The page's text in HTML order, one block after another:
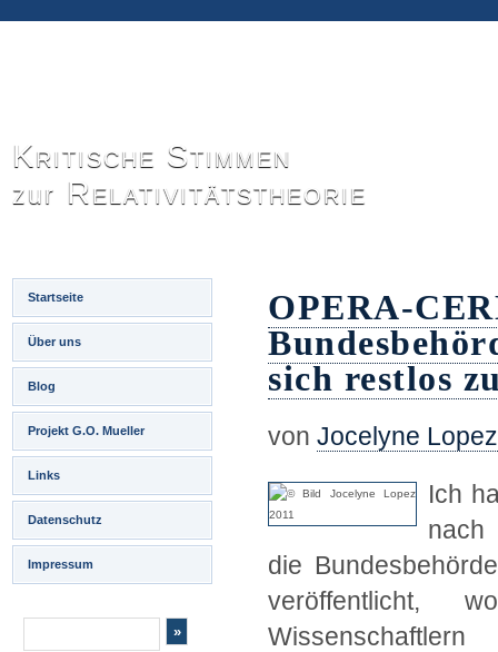
Kritische Stimmen
zur Relativitätstheorie
Startseite
Über uns
Blog
Projekt G.O. Mueller
Links
Datenschutz
Impressum
OPERA-
sich restlos
von Jocelyne Lopez
Ich
nach
die
veröffentlicht,